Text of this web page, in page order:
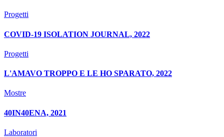
Progetti
COVID-19 ISOLATION JOURNAL, 2022
Progetti
L'AMAVO TROPPO E LE HO SPARATO, 2022
Mostre
40IN40ENA, 2021
Laboratori